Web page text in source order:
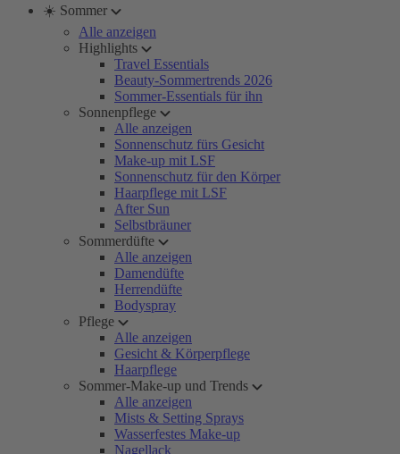
☀️ Sommer
Alle anzeigen
Highlights
Travel Essentials
Beauty-Sommertrends 2026
Sommer-Essentials für ihn
Sonnenpflege
Alle anzeigen
Sonnenschutz fürs Gesicht
Make-up mit LSF
Sonnenschutz für den Körper
Haarpflege mit LSF
After Sun
Selbstbräuner
Sommerdüfte
Alle anzeigen
Damendüfte
Herrendüfte
Bodyspray
Pflege
Alle anzeigen
Gesicht & Körperpflege
Haarpflege
Sommer-Make-up und Trends
Alle anzeigen
Mists & Setting Sprays
Wasserfestes Make-up
Nagellack